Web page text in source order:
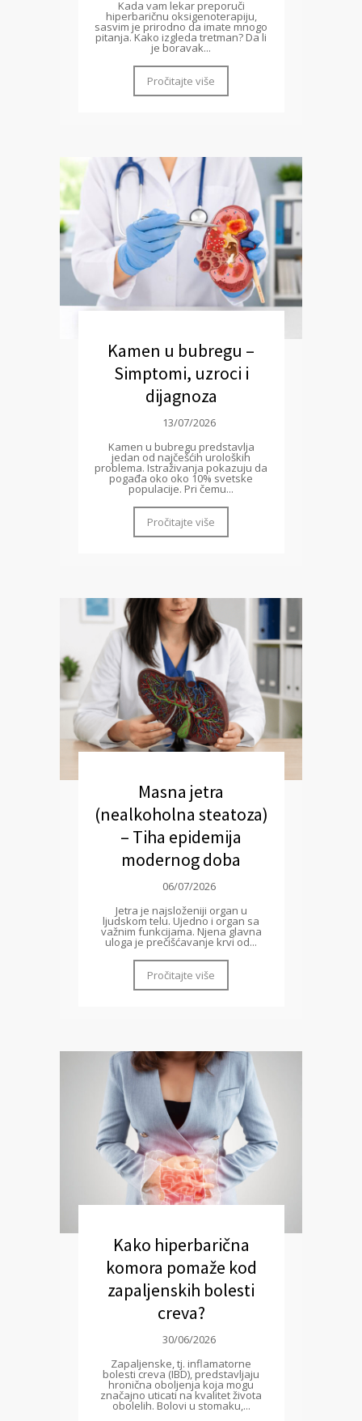
Kada vam lekar preporuči
hiperbaričnu oksigenoterapiju,
sasvim je prirodno da imate mnogo
pitanja. Kako izgleda tretman? Da li
je boravak...
Pročitajte više
Kamen u bubregu –
Simptomi, uzroci i
dijagnoza
13/07/2026
Kamen u bubregu predstavlja
jedan od najčešćih uroloških
problema. Istraživanja pokazuju da
pogađa oko oko 10% svetske
populacije. Pri čemu...
Pročitajte više
Masna jetra
(nealkoholna steatoza)
– Tiha epidemija
modernog doba
06/07/2026
Jetra je najsloženiji organ u
ljudskom telu. Ujedno i organ sa
važnim funkcijama. Njena glavna
uloga je prečišćavanje krvi od...
Pročitajte više
Kako hiperbarična
komora pomaže kod
zapaljenskih bolesti
creva?
30/06/2026
Zapaljenske, tj. inflamatorne
bolesti creva (IBD), predstavljaju
hronična oboljenja koja mogu
značajno uticati na kvalitet života
obolelih. Bolovi u stomaku,...